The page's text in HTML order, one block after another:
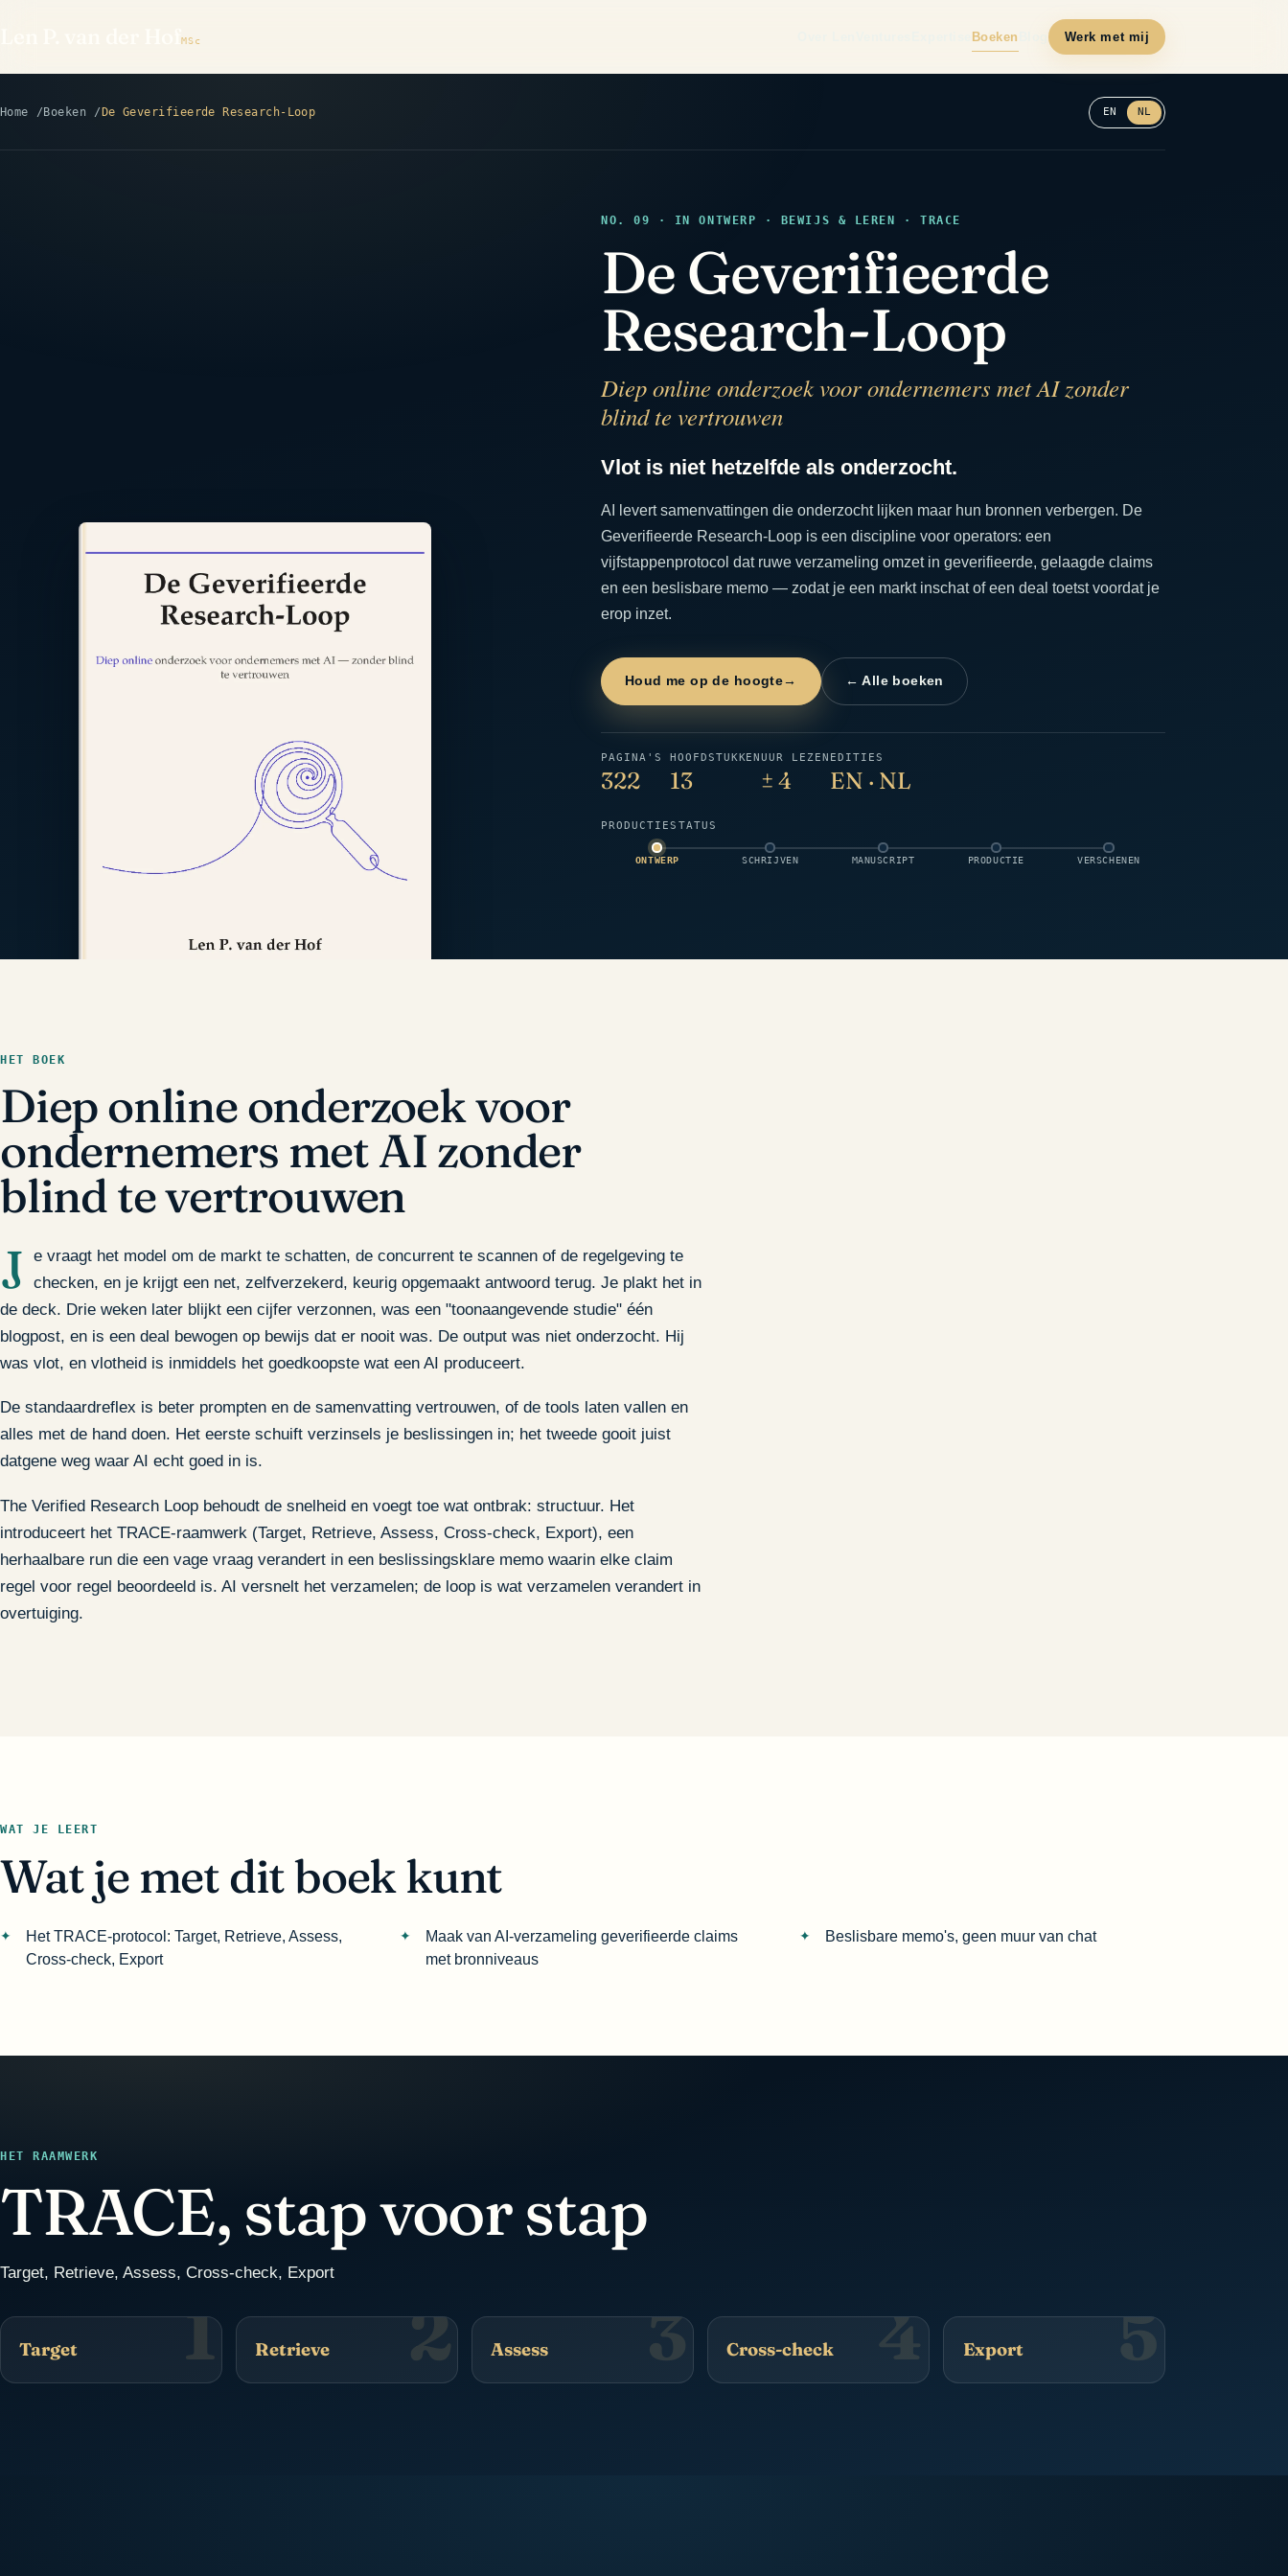
MSc Boeken Blog Werk met mij
Home Boeken De Geverifieerde Research-Loop EN NL
NO. 09 · IN ONTWERP · BEWIJS & LEREN · TRACE
De Geverifieerde
Research-Loop
Diep online onderzoek voor ondernemers met AI zonder
blind te vertrouwen
Vlot is niet hetzelfde als onderzocht.
AI levert samenvattingen die onderzocht lijken maar hun bronnen verbergen. De
Geverifieerde Research-Loop is een discipline voor operators: een
vijfstappenprotocol dat ruwe verzameling omzet in geverifieerde, gelaagde claims
en een beslisbare memo — zodat je een markt inschat of een deal toetst voordat je
erop inzet.
Houd me op de hoogte→ ← Alle boeken
PAGINA'S
322
HOOFDSTUKKEN
13
UUR LEZEN
± 4
EDITIES
EN · NL
PRODUCTIESTATUS
ONTWERP SCHRIJVEN MANUSCRIPT PRODUCTIE VERSCHENEN
HET BOEK
Diep online onderzoek voor
ondernemers met AI zonder
blind te vertrouwen
J
e vraagt het model om de markt te schatten, de concurrent te scannen of de regelgeving te
checken, en je krijgt een net, zelfverzekerd, keurig opgemaakt antwoord terug. Je plakt het in
de deck. Drie weken later blijkt een cijfer verzonnen, was een "toonaangevende studie" één
blogpost, en is een deal bewogen op bewijs dat er nooit was. De output was niet onderzocht. Hij
was vlot, en vlotheid is inmiddels het goedkoopste wat een AI produceert.
De standaardreflex is beter prompten en de samenvatting vertrouwen, of de tools laten vallen en
alles met de hand doen. Het eerste schuift verzinsels je beslissingen in; het tweede gooit juist
datgene weg waar AI echt goed in is.
The Verified Research Loop behoudt de snelheid en voegt toe wat ontbrak: structuur. Het
introduceert het TRACE-raamwerk (Target, Retrieve, Assess, Cross-check, Export), een
herhaalbare run die een vage vraag verandert in een beslissingsklare memo waarin elke claim
regel voor regel beoordeeld is. AI versnelt het verzamelen; de loop is wat verzamelen verandert in
overtuiging.
WAT JE LEERT
Wat je met dit boek kunt
Het TRACE-protocol: Target, Retrieve, Assess,
Cross-check, Export
Maak van AI-verzameling geverifieerde claims
met bronniveaus
Beslisbare memo's, geen muur van chat
HET RAAMWERK
TRACE, stap voor stap
Target, Retrieve, Assess, Cross-check, Export
1
Target 2
Retrieve 3
Assess 4
Cross-check 5
Export